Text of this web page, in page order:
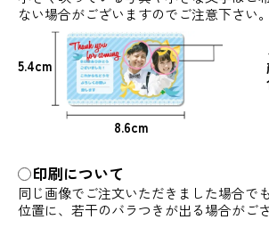
ない場合がございますのでご注意下さい。
8.6cm
5.4cm
印刷について
同じ画像でご注文いただきました場合で
位置に、若干のバラつきが出る場合がござ